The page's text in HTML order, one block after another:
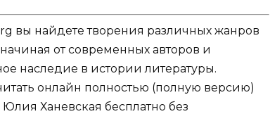
вы найдете творения различных жанров
от современных авторов и
наследие в истории литературы.
онлайн полностью (полную версию)
Ханевская бесплатно без